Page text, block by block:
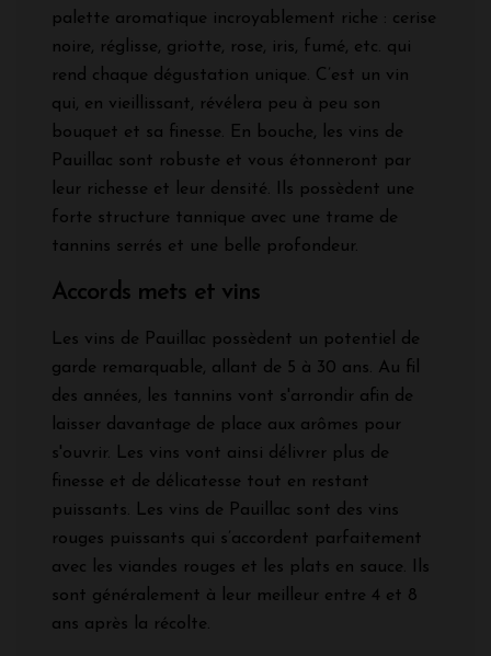
palette aromatique incroyablement riche : cerise
noire, réglisse, griotte, rose, iris, fumé, etc. qui
rend chaque dégustation unique. C’est un vin
qui, en vieillissant, révélera peu à peu son
bouquet et sa finesse. En bouche, les vins de
Pauillac sont robuste et vous étonneront par
leur richesse et leur densité. Ils possèdent une
forte structure tannique avec une trame de
tannins serrés et une belle profondeur.
Accords mets et vins
Les vins de Pauillac possèdent un potentiel de
garde remarquable, allant de 5 à 30 ans. Au fil
des années, les tannins vont s'arrondir afin de
laisser davantage de place aux arômes pour
s'ouvrir. Les vins vont ainsi délivrer plus de
finesse et de délicatesse tout en restant
puissants. Les vins de Pauillac sont des vins
rouges puissants qui s’accordent parfaitement
avec les viandes rouges et les plats en sauce. Ils
sont généralement à leur meilleur entre 4 et 8
ans après la récolte.